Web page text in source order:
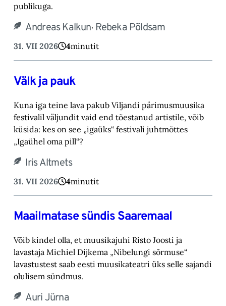
publikuga.
Andreas Kalkun, Rebeka Põldsam
31. VII 2026 4minutit
Välk ja pauk
Kuna iga teine lava pakub Viljandi pärimusmuusika
festivalil väljundit vaid end tõestanud artistile, võib
küsida: kes on see „igaüks“ festivali juhtmõttes
„Igaühel oma pill“?
Iris Altmets
31. VII 2026 4minutit
Maailmatase sündis Saaremaal
Võib kindel olla, et muusikajuhi Risto Joosti ja
lavastaja Michiel Dijkema „Nibelungi sõrmuse“
lavastustest saab eesti muusikateatri üks selle sajandi
olulisem sündmus.
Auri Jürna